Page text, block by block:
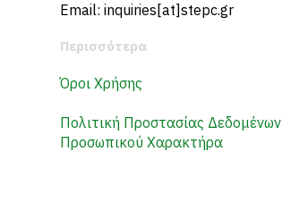
Email: inquiries[at]stepc.gr
Περισσότερα
Όροι Χρήσης
Πολιτική Προστασίας Δεδομένων
Προσωπικού Χαρακτήρα